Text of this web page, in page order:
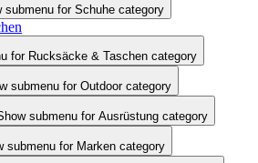
submenu for Schuhe category
for Rucksäcke & Taschen category
submenu for Outdoor category
submenu for Ausrüstung category
submenu for Marken category